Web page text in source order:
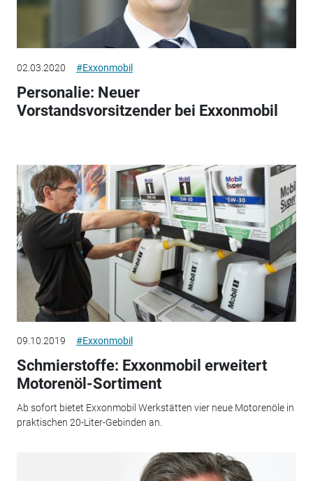
02.03.2020 #Exxonmobil
Personalie: Neuer
Vorstandsvorsitzender bei Exxonmobil
09.10.2019 #Exxonmobil
Schmierstoffe: Exxonmobil erweitert
Motorenöl-Sortiment
Ab sofort bietet Exxonmobil Werkstätten vier neue Motorenöle in
praktischen 20-Liter-Gebinden an.